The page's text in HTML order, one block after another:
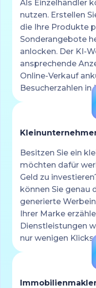
Als Einzelhändler
nutzen. Erstellen
die Ihre Produkte
Sonderangebote
anlocken. Der KI-
ansprechende
Online-Verkauf
Besucherzahlen in
Besitzen Sie ein
möchten dafür
Geld zu
können Sie genau
generierte
Ihrer Marke
Dienstleistungen
nur wenigen Klicks.